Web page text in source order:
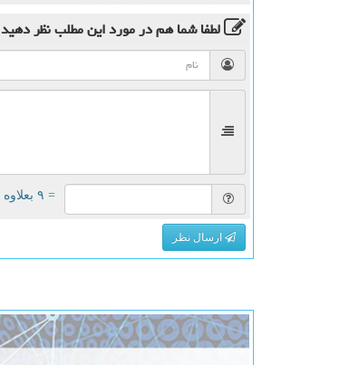
لطفا شما همدر مورد این مطلبنظر دهید
= ۹ بعلاوه ۴
ارسال نظر